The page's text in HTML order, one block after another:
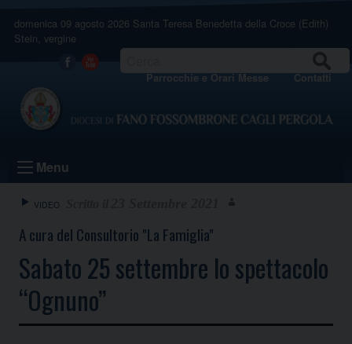
content
domenica 09 agosto 2026 Santa Teresa Benedetta della Croce (Edith)
Stein, vergine
Facebook
Youtube Parrocchie e Orari Messe Contatti
Menu
VIDEO
A cura del Consultorio "La Famiglia"
Sabato 25 settembre lo spettacolo
“Ognuno”